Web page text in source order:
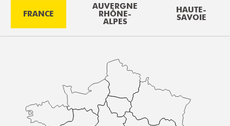
FRANCE
AUVERGNE
RHÔNE-
ALPES
HAUTE-
SAVOIE